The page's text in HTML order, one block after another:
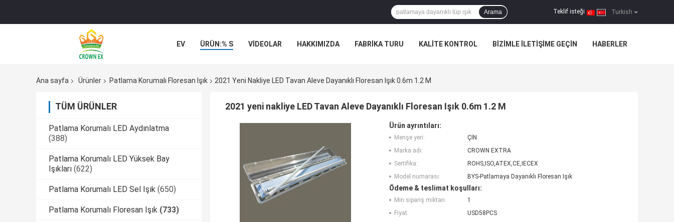
Turkish
Teklif isteği |
Arama
EV ÜRÜN:% S VİDEOLAR HAKKIMIZDA FABRIKA TURU KALITE KONTROL BIZIMLE ILETIŞIME GEÇIN HABERLER
Ana sayfa
Ürünler Patlama Korumalı Floresan Işık 2021 Yeni Nakliye LED Tavan Aleve Dayanıklı Floresan Işık 0.6m 1.2 M
TÜM ÜRÜNLER
Patlama Korumalı LED Aydınlatma
(388)
Patlama Korumalı LED Yüksek Bay
Işıkları (622)
Patlama Korumalı LED Sel Işık (650)
Patlama Korumalı Floresan Işık (733)
2021 yeni nakliye LED Tavan Aleve Dayanıklı Floresan Işık 0.6m 1.2 M
Ürün ayrıntıları:
Menşe yeri:
ÇİN
Marka adı:
CROWN EXTRA
Sertifika:
ROHS,ISO,ATEX,CE,IECEX
Model numarası:
BYS-Patlamaya Dayanıklı Floresan Işık
Ödeme & teslimat koşulları:
Min sipariş miktarı:
1
Fiyat:
USD58PCS